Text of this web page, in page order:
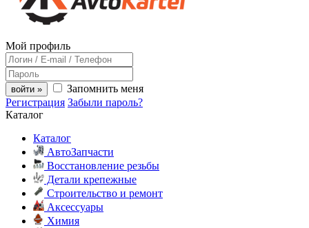
Мой профиль
войти »
Запомнить меня
Регистрация Забыли пароль?
Каталог
Каталог
АвтоЗапчасти
Восстановление резьбы
Детали крепежные
Строительство и ремонт
Аксессуары
Химия